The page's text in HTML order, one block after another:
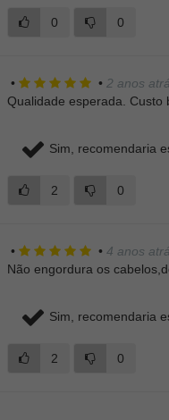
0 0
• • 2 anos
Qualidade esperada. Custo
Sim, recomendaria
2 0
• • 4 anos
Não engordura os
Sim, recomendaria
2 0